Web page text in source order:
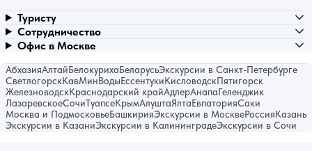
Туристу
Сотрудничество
Офис в Москве
АбхазияАлтайБелокурихаБеларусьЭкскурсии в Санкт-Петербурге
СветлогорскКавМинВодыЕссентукиКисловодскПятигорск
ЖелезноводскКраснодарский крайАдлерАнапаГеленджик
ЛазаревскоеСочиТуапсеКрымАлуштаЯлтаЕвпаторияСаки
Москва и ПодмосковьеБашкирияЭкскурсии в МосквеРоссияКазань
Экскурсии в КазаниЭкскурсии в КалининградеЭкскурсии в Сочи